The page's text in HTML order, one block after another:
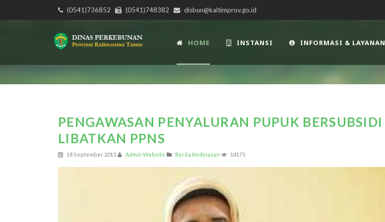
(0541)736852 (0541)748382 disbun@kaltimprov.go.id
HOME INSTANSI INFORMASI & LAYANAN
PENGAWASAN PENYALURAN PUPUK BERSUBSIDI
LIBATKAN PPNS
18 September 2013 Admin Website Berita Kedinasan 14175